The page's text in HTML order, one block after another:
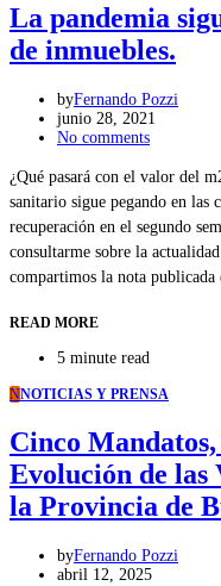
La pandemia
de inmuebles.
byFernando Pozzi
junio 28, 2021
No comments
¿Qué pasará con el valor del
sanitario sigue pegando en las
recuperación en el segundo
consultarme sobre la
compartimos la nota
READ MORE
5 minute read
NNOTICIAS Y PRENSA
Cinco
Evolución de las
la Provincia de
byFernando Pozzi
abril 12, 2025